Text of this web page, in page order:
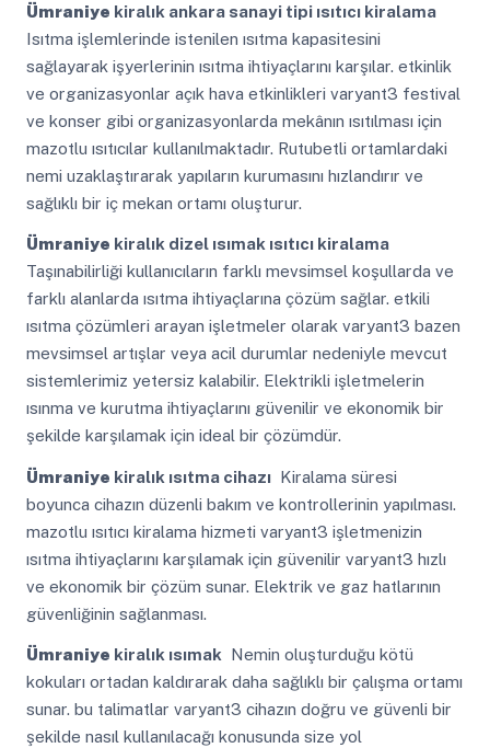
Ümraniye kiralık ankara sanayi tipi ısıtıcı kiralama
Isıtma işlemlerinde istenilen ısıtma kapasitesini
sağlayarak işyerlerinin ısıtma ihtiyaçlarını karşılar. etkinlik
ve organizasyonlar açık hava etkinlikleri varyant3 festival
ve konser gibi organizasyonlarda mekânın ısıtılması için
mazotlu ısıtıcılar kullanılmaktadır. Rutubetli ortamlardaki
nemi uzaklaştırarak yapıların kurumasını hızlandırır ve
sağlıklı bir iç mekan ortamı oluşturur.
Ümraniye kiralık dizel ısımak ısıtıcı kiralama
Taşınabilirliği kullanıcıların farklı mevsimsel koşullarda ve
farklı alanlarda ısıtma ihtiyaçlarına çözüm sağlar. etkili
ısıtma çözümleri arayan işletmeler olarak varyant3 bazen
mevsimsel artışlar veya acil durumlar nedeniyle mevcut
sistemlerimiz yetersiz kalabilir. Elektrikli işletmelerin
ısınma ve kurutma ihtiyaçlarını güvenilir ve ekonomik bir
şekilde karşılamak için ideal bir çözümdür.
Ümraniye kiralık ısıtma cihazıKiralama süresi
boyunca cihazın düzenli bakım ve kontrollerinin yapılması.
mazotlu ısıtıcı kiralama hizmeti varyant3 işletmenizin
ısıtma ihtiyaçlarını karşılamak için güvenilir varyant3 hızlı
ve ekonomik bir çözüm sunar. Elektrik ve gaz hatlarının
güvenliğinin sağlanması.
Ümraniye kiralık ısımakNemin oluşturduğu kötü
kokuları ortadan kaldırarak daha sağlıklı bir çalışma ortamı
sunar. bu talimatlar varyant3 cihazın doğru ve güvenli bir
şekilde nasıl kullanılacağı konusunda size yol